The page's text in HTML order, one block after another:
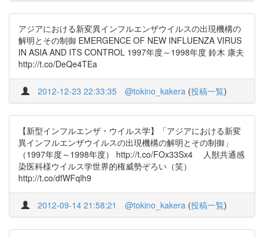
アジアにおける新変異インフルエンザウイルスの出現機構の
解明とその制御 EMERGENCE OF NEW INFLUENZA VIRUS
IN ASIA AND ITS CONTROL 1997年度～1998年度 鈴木 康夫
http://t.co/DeQe4TEa
2012-12-23 22:33:35 @tokino_kakera (投稿一覧)
【新型インフルエンザ・ウイルス学】「アジアにおける新変
異インフルエンザウイルスの出現機構の解明とその制御」
（1997年度～1998年度） http://t.co/FOx33Sx4 人獣共通感
染医科様ウイルス学世界的権威勢ぞろい（笑）
http://t.co/dfWFqlh9
2012-09-14 21:58:21 @tokino_kakera (投稿一覧)